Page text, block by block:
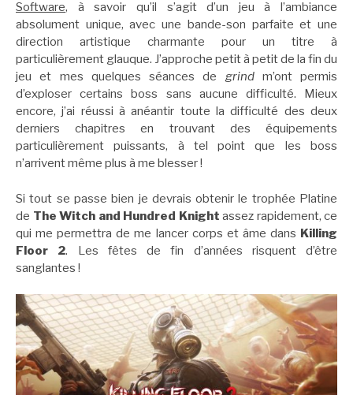
Software, à savoir qu’il s’agit d’un jeu à l’ambiance
absolument unique, avec une bande-son parfaite et une
direction artistique charmante pour un titre à
particulièrement glauque. J’approche petit à petit de la fin du
jeu et mes quelques séances de grindm’ont permis
d’exploser certains boss sans aucune difficulté. Mieux
encore, j’ai réussi à anéantir toute la difficulté des deux
derniers chapitres en trouvant des équipements
particulièrement puissants, à tel point que les boss
n’arrivent même plus à me blesser !
Si tout se passe bien je devrais obtenir le trophée Platine
de The Witch and Hundred Knight assez rapidement, ce
qui me permettra de me lancer corps et âme dans Killing
Floor 2. Les fêtes de fin d’années risquent d’être
sanglantes !